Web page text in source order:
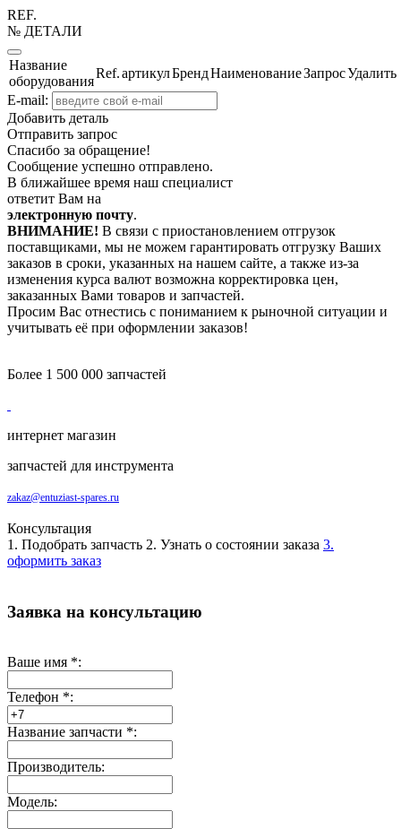
REF.
№ ДЕТАЛИ
Название
оборудования
Ref.артикулБрендНаименованиеЗапросУдалить
E-mail:
Добавить деталь
Отправить запрос
Спасибо за обращение!
Сообщение успешно отправлено.
В ближайшее время наш специалист
ответит Вам на
электронную почту.
ВНИМАНИЕ! В связи с приостановлением отгрузок
поставщиками, мы не можем гарантировать отгрузку Ваших
заказов в сроки, указанных на нашем сайте, а также из-за
изменения курса валют возможна корректировка цен,
заказанных Вами товаров и запчастей.
Просим Вас отнестись с пониманием к рыночной ситуации и
учитывать её при оформлении заказов!
Более 1 500 000 запчастей
интернет магазин
запчастей для инструмента
zakaz@entuziast-spares.ru
Консультация
1. Подобрать запчасть 2. Узнать о состоянии заказа 3.
оформить заказ
Заявка на консультацию
Ваше имя *:
Телефон *:
Название запчасти *:
Производитель:
Модель: